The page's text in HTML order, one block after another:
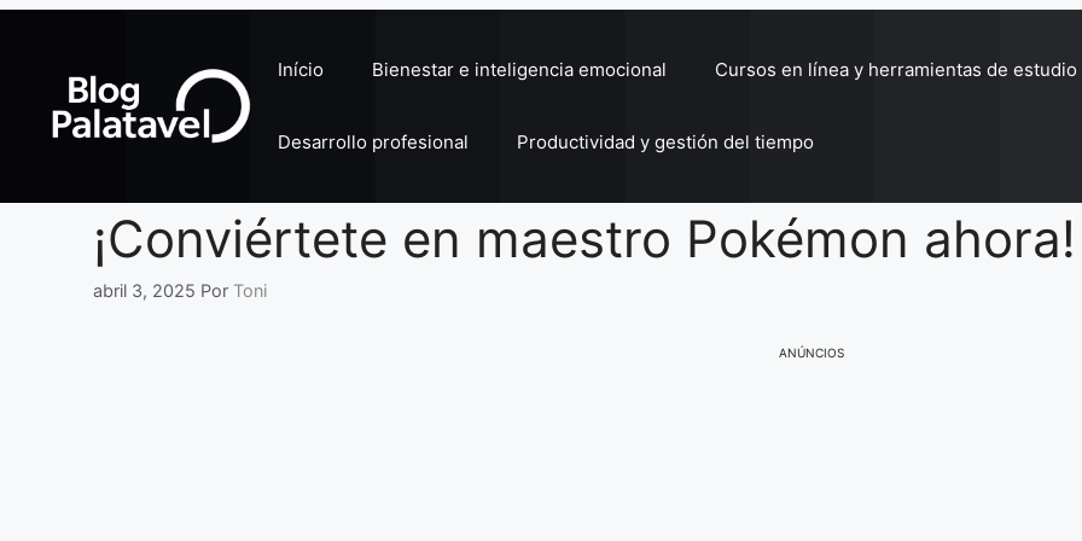
conteúdo
Início Bienestar e inteligencia emocional Cursos en línea y herramientas de estudio
Desarrollo profesional Productividad y gestión del tiempo
¡Conviértete en maestro Pokémon ahora!
abril 3, 2025 Por Toni
ANÚNCIOS